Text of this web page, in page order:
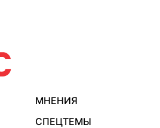
МНЕНИЯ
СПЕЦТЕМЫ